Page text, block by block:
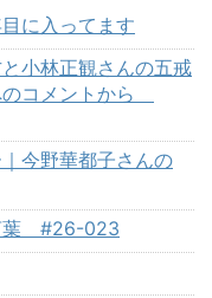
に入ってます
小林正観さんの五戒
のコメントから
今野華都子さんの
葉 #26-023